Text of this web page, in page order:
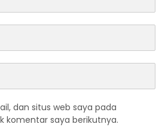
dan situs web saya pada
komentar saya berikutnya.